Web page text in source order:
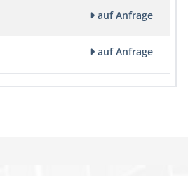
auf Anfrage
auf Anfrage